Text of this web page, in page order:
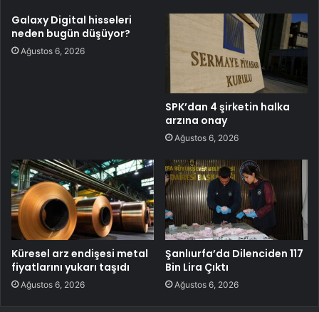
Galaxy Digital hisseleri
neden bugün düşüyor?
Ağustos 6, 2026
SPK’dan 4 şirketin halka
arzına onay
Ağustos 6, 2026
Küresel arz endişesi metal
fiyatlarını yukarı taşıdı
Ağustos 6, 2026
Şanlıurfa’da Dilenciden 117
Bin Lira Çıktı
Ağustos 6, 2026